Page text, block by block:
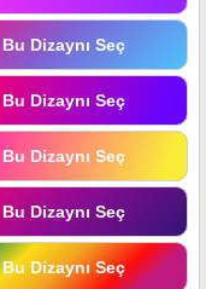
Bu Dizaynı Seç
Bu Dizaynı Seç
Bu Dizaynı Seç
Bu Dizaynı Seç
Bu Dizaynı Seç